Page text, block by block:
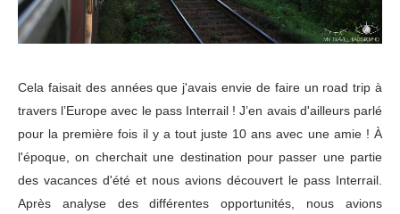
Cela faisait des années que j'avais envie de faire un road trip à
travers l’Europe avec le pass Interrail ! J’en avais d'ailleurs parlé
pour la première fois il y a tout juste 10 ans avec une amie ! À
l'époque, on cherchait une destination pour passer une partie
des vacances d'été et nous avions découvert le pass Interrail.
Après analyse des différentes opportunités, nous avions